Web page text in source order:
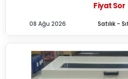
Fiyat Sor
Satılık -
08 Ağu 2026